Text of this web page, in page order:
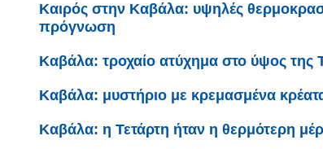
Καιρός στην Καβάλα: υψηλές
πρόγνωση
Καβάλα: τροχαίο ατύχημα στο ύψος της
Καβάλα: μυστήριο με κρεμασμένα
Καβάλα: η Τετάρτη ήταν η θερμότερη